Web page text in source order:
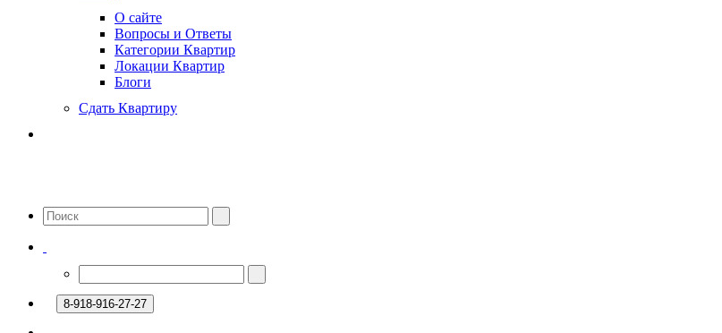
О сайте
Вопросы и Ответы
Категории Квартир
Локации Квартир
Блоги
Сдать Квартиру
8-918-916-27-27